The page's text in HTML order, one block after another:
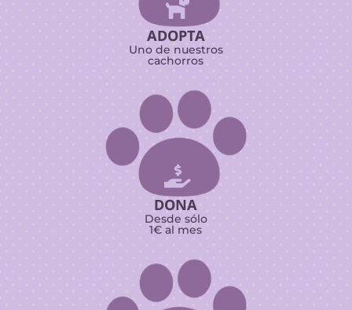

ADOPTA
Uno de nuestros
cachorros

DONA
Desde sólo
1€ al mes